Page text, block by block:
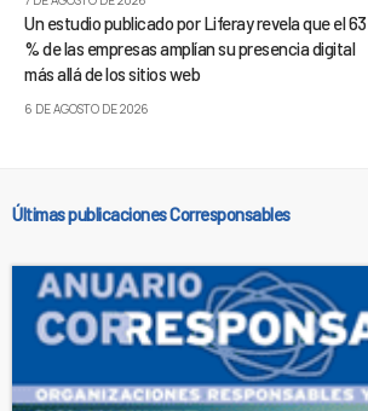
Un estudio publicado por Liferay revela que el 63
% de las empresas amplían su presencia digital
más allá de los sitios web
6 DE AGOSTO DE 2026
Últimas publicaciones Corresponsables